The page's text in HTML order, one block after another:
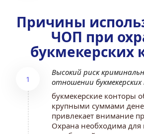
Причины
ЧОП при
букмекерских
1
Высокий риск
отношении
букмекерские конторы
крупными суммами
привлекает внимание
Охрана необходима